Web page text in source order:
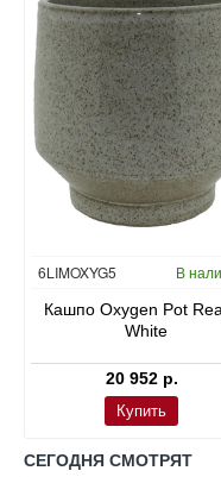
6LIMOXYG5 В
Кашпо Oxygen Pot
White
20 952 р.
Купить
СЕГОДНЯ СМОТРЯТ